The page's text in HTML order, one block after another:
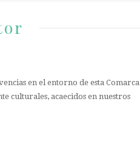
en el entorno de esta Comarca
culturales, acaecidos en nuestros